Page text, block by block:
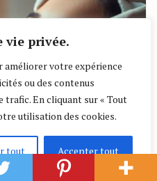
vie privée.
améliorer votre expérience
ou des contenus
En cliquant sur « Tout
utilisation des cookies.
tout Accepter tout